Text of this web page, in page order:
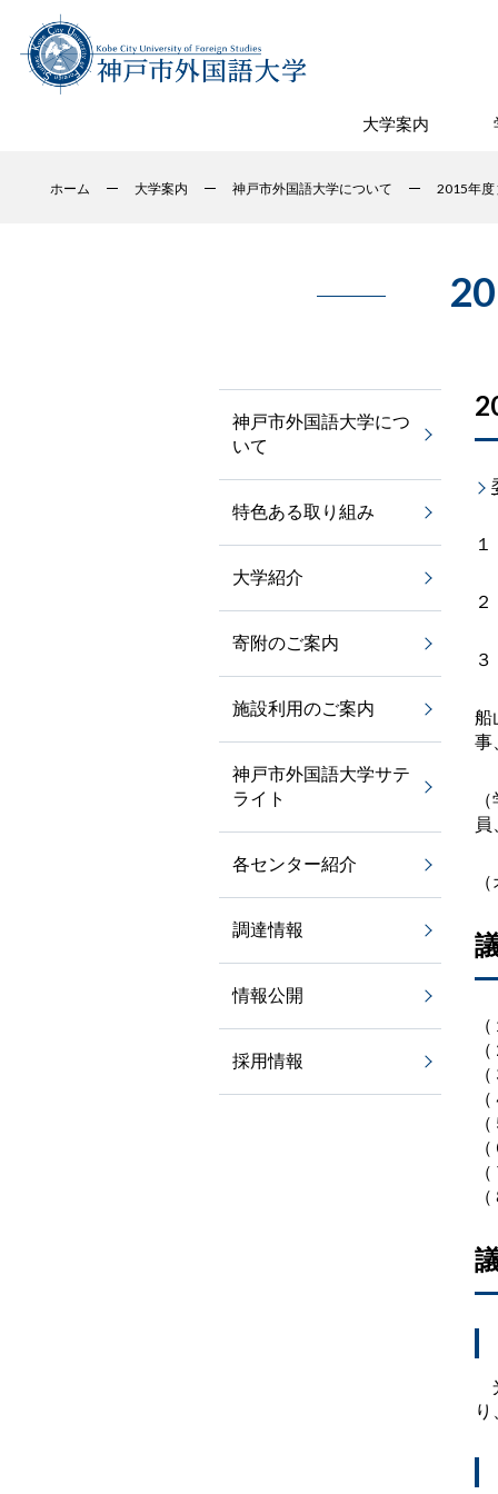
大学案内
ホーム 大学案内 神戸市外国語大学について 2015年度
船
事
り
神戸市外国語大学につ
いて
特色ある取り組み
大学紹介
寄附のご案内
施設利用のご案内
神戸市外国語大学サテ
ライト
各センター紹介
調達情報
情報公開
採用情報